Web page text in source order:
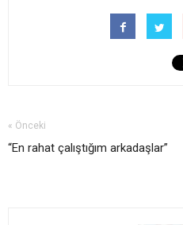
« Önceki
“En rahat çalıştığım arkadaşlar”